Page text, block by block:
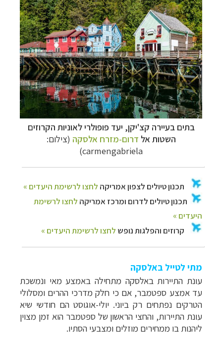
בתים בעיירה קצ'יקן, יעד פופולרי לאוניות הקרוזים
השטות אל דרום-מזרח אלסקה (צילום:
carmengabriela)
מתי לטייל באלסקה
עונת התיירות באלסקה מתחילה באמצע מאי ונמשכת
עד אמצע ספטמבר, אם כי חלק מדרכי ההרים ומסלולי
הטרקים נפתחים רק ביוני. יולי-אוגוסט הם חודשי שיא
עונת התיירות, והחצי הראשון של ספטמבר הוא זמן מצוין
ליהנות בו ממחירים מוזלים ומצבעי הסתיו.